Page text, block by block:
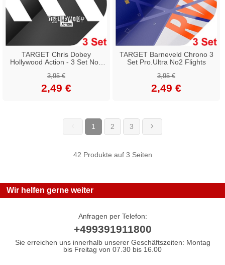
TARGET Chris Dobey
Hollywood Action - 3 Set No2
3,95 €
2,49 €
TARGET Barneveld Chrono 3
Set Pro.Ultra No2 Flights
3,95 €
2,49 €
1 (current)
2 3
42 Produkte auf 3 Seiten
Wir helfen gerne weiter
Anfragen per Telefon:
+499391911800
Sie erreichen uns innerhalb unserer Geschäftszeiten: Montag
bis Freitag von 07.30 bis 16.00